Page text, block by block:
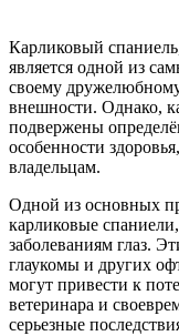
Карликовый
является одной из
своему
внешности. Однако,
подвержены
особенности
владельцам.
Одной из основных
карликовые
заболеваниям глаз.
глаукомы и других
могут привести к
ветеринара и
серьезные